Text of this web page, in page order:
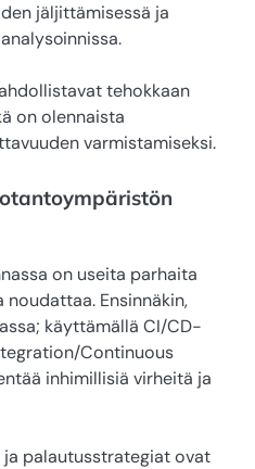
jäljittämisessä ja
tehokkaan
on olennaista
varmistamiseksi.
on useita parhaita
Ensinnäkin,
käyttämällä CI/CD-
Continuous
inhimillisiä virheitä ja
ja palautusstrategiat ovat